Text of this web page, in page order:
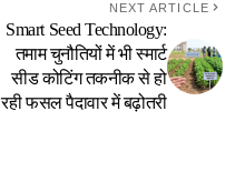
NEXT ARTICLE
Smart Seed Technology:
तमाम चुनौतियों में भी स्मार्ट
सीड कोटिंग तकनीक से हो
रही फसल पैदावार में बढ़ोतरी